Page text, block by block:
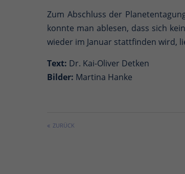
Zum Abschluss der
konnte man ablesen, dass sich
wieder im Januar stattfinden wird,
Text: Dr. Kai-Oliver Detken
Bilder: Martina Hanke
ZURÜCK